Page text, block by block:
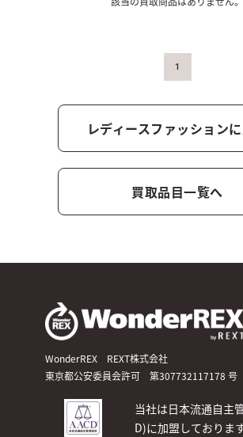
1
レディースファッション
買取品目一覧へ
WonderREX REXT株式会社
東京都公安委員会許可 第307732117178 号
当社は日本流通自主
D)に加盟しております